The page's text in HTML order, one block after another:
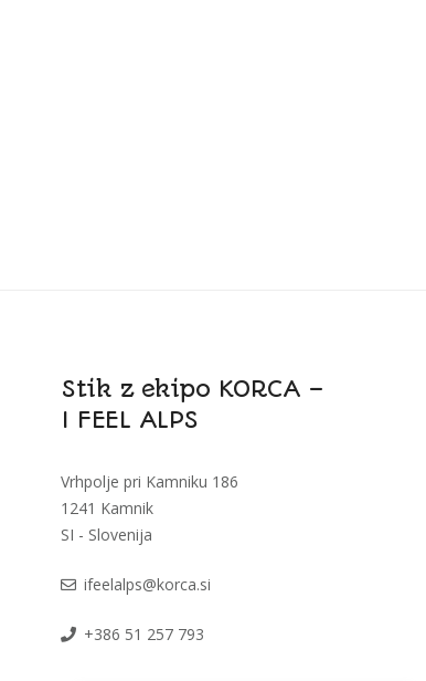
Stik z ekipo KORCA –
I FEEL ALPS
Vrhpolje pri Kamniku 186
1241 Kamnik
SI - Slovenija
ifeelalps@korca.si
+386 51 257 793